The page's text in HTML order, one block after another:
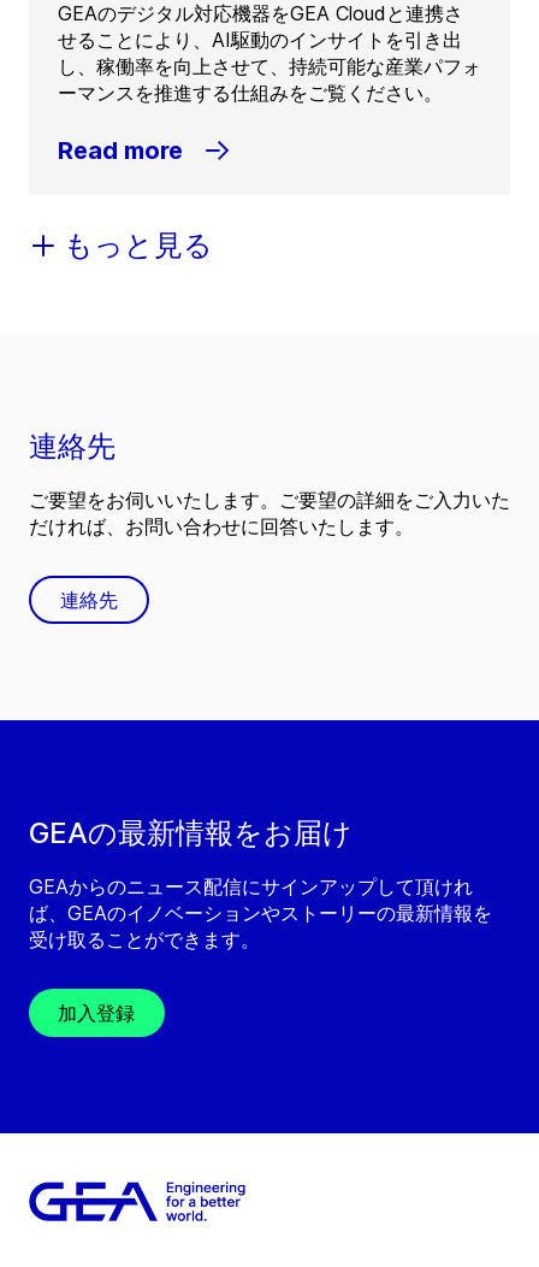
GEAのデジタル対応機器をGEA Cloudと連携さ
せることにより、AI駆動のインサイトを引き出
し、稼働率を向上させて、持続可能な産業パフォ
ーマンスを推進する仕組みをご覧ください。
Read more
もっと見る
GEAの最新情報をお届け
GEAからのニュース配信にサインアップして頂けれ
ば、GEAのイノベーションやストーリーの最新情報を
受け取ることができます。
加入登録
連絡先
ご要望をお伺いいたします。ご要望の詳細をご入力いた
だければ、お問い合わせに回答いたします。
連絡先